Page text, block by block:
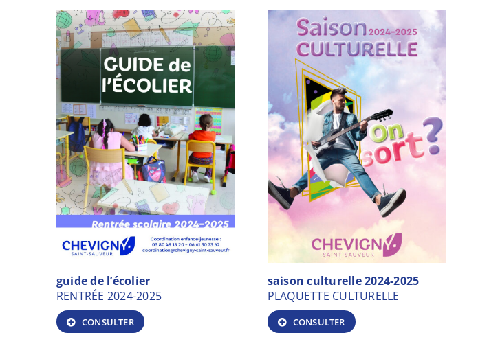
guide de l’écolier
RENTRÉE 2024-2025
CONSULTER
saison culturelle 2024-2025
PLAQUETTE CULTURELLE
CONSULTER